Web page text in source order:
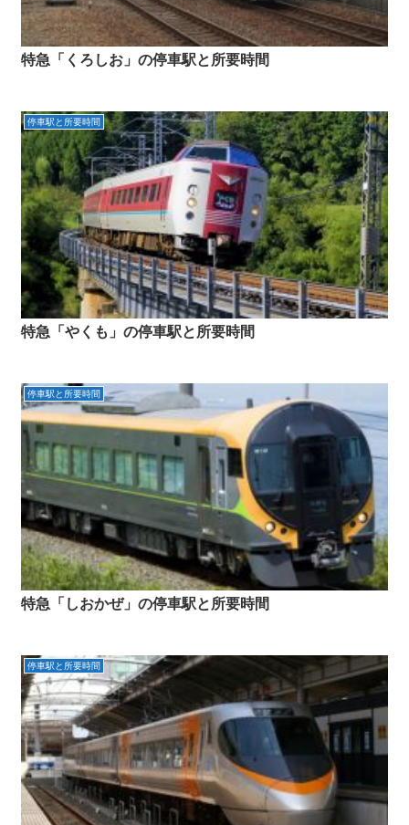
特急「くろしお」の停車駅と所要時間
停車駅と所要時間
特急「やくも」の停車駅と所要時間
停車駅と所要時間
特急「しおかぜ」の停車駅と所要時間
停車駅と所要時間